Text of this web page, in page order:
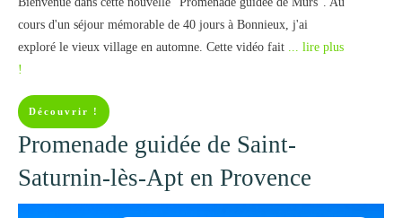
cours d'un séjour mémorable de 40 jours à Bonnieux, j'ai
exploré le vieux village en automne. Cette vidéo fait ... lire plus
!
Découvrir !
Promenade guidée de Saint-
Saturnin-lès-Apt en Provence